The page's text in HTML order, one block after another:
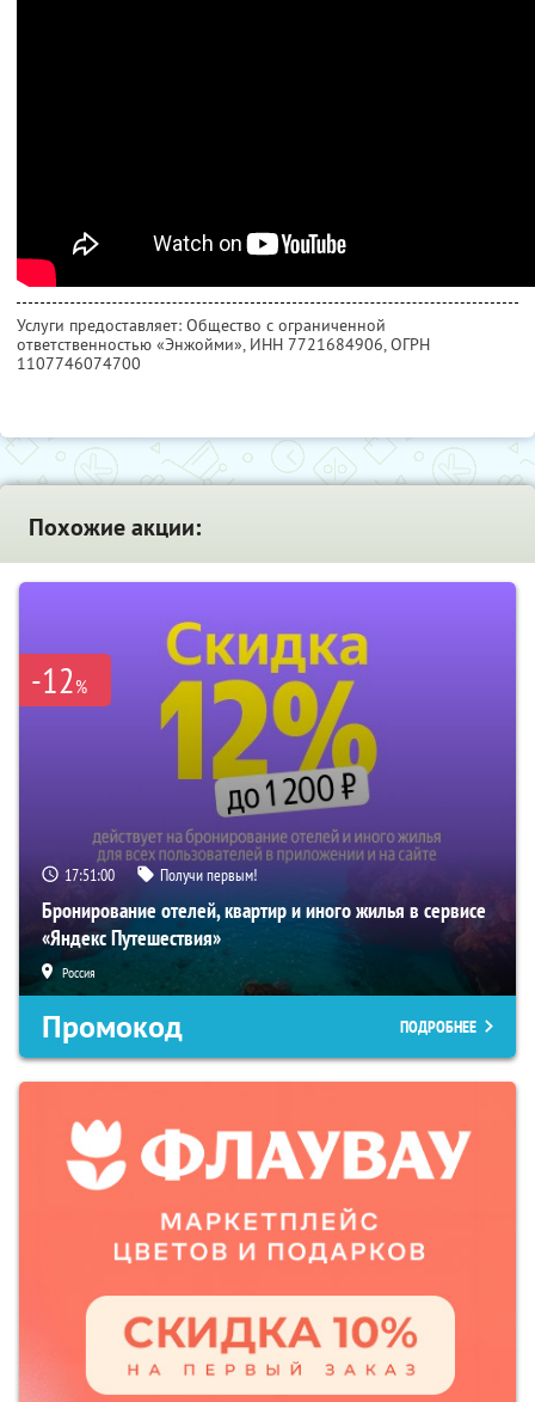
Услуги предоставляет: Общество с ограниченной
ответственностью «Энжойми», ИНН 7721684906, ОГРН
1107746074700
Похожие акции:
-12%
17:50:59 Получи первым!
Бронирование отелей, квартир и иного жилья в сервисе
«Яндекс Путешествия»
Россия
Промокод ПОДРОБНЕЕ